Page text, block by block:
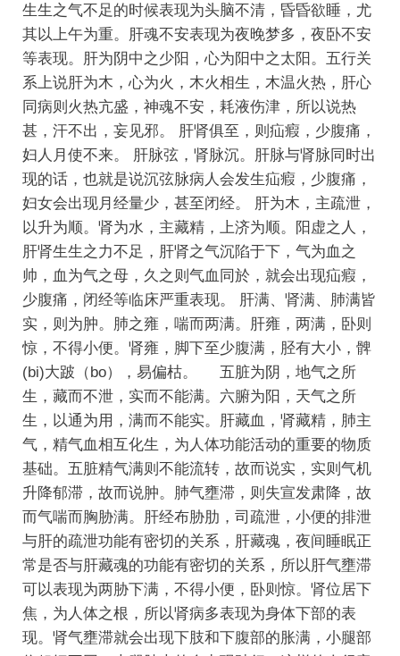
生生之气不足的时候表现为头脑不清，昏昏欲睡，尤
其以上午为重。肝魂不安表现为夜晚梦多，夜卧不安
等表现。肝为阴中之少阳，心为阳中之太阳。五行关
系上说肝为木，心为火，木火相生，木温火热，肝心
同病则火热亢盛，神魂不安，耗液伤津，所以说热
甚，汗不出，妄见邪。
肝肾俱至，则疝瘕，少腹痛，
妇人月使不来。
肝脉弦，肾脉沉。肝脉与肾脉同时出
现的话，也就是说沉弦脉病人会发生疝瘕，少腹痛，
妇女会出现月经量少，甚至闭经。
肝为木，主疏泄，
以升为顺。肾为水，主藏精，上济为顺。阳虚之人，
肝肾生生之力不足，肝肾之气沉陷于下，气为血之
帅，血为气之母，久之则气血同於，就会出现疝瘕，
少腹痛，闭经等临床严重表现。
肝满、肾满、肺满皆
实，则为肿。肺之雍，喘而两满。肝雍，两满，卧则
惊，不得小便。肾雍，脚下至少腹满，胫有大小，髀
(bi)大跛（bo），易偏枯。
五脏为阴，地气之所
生，藏而不泄，实而不能满。六腑为阳，天气之所
生，以通为用，满而不能实。肝藏血，肾藏精，肺主
气，精气血相互化生，为人体功能活动的重要的物质
基础。五脏精气满则不能流转，故而说实，实则气机
升降郁滞，故而说肿。肺气壅滞，则失宣发肃降，故
而气喘而胸胁满。肝经布胁肋，司疏泄，小便的排泄
与肝的疏泄功能有密切的关系，肝藏魂，夜间睡眠正
常是否与肝藏魂的功能有密切的关系，所以肝气壅滞
可以表现为两胁下满，不得小便，卧则惊。肾位居下
焦，为人体之根，所以肾病多表现为身体下部的表
现。肾气壅滞就会出现下肢和下腹部的胀满，小腿部